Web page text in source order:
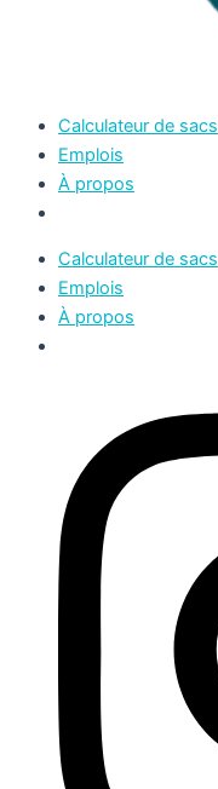
Calculateur de sacs
Emplois
À propos
Calculateur de sacs
Emplois
À propos